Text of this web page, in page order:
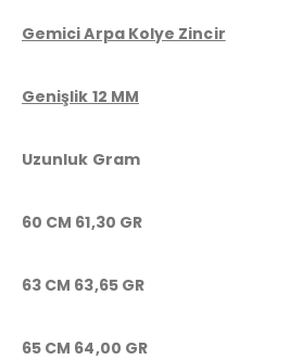
Gemici Arpa Kolye Zincir
Genişlik 12 MM
Uzunluk Gram
60 CM 61,30 GR
63 CM 63,65 GR
65 CM 64,00 GR